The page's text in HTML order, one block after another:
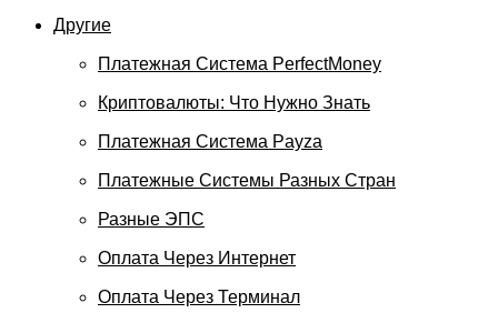
Другие
Платежная Система PerfectMoney
Криптовалюты: Что Нужно Знать
Платежная Система Payza
Платежные Системы Разных Стран
Разные ЭПС
Оплата Через Интернет
Оплата Через Терминал